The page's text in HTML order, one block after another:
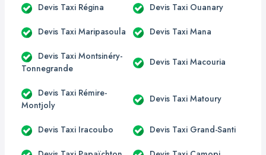
Devis Taxi Régina Devis Taxi Ouanary
Devis Taxi Maripasoula Devis Taxi Mana
Devis Taxi Montsinéry-
Tonnegrande
Devis Taxi Macouria
Devis Taxi Rémire-
Montjoly
Devis Taxi Matoury
Devis Taxi Iracoubo Devis Taxi Grand-Santi